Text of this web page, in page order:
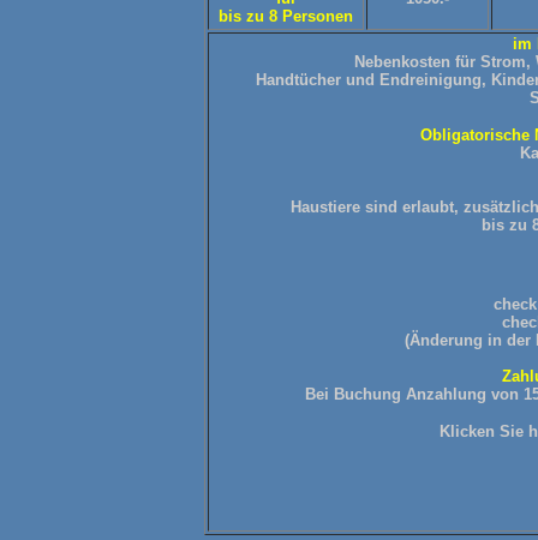
bis zu 8 Personen
im
Nebenkosten für Strom,
Handtücher und Endreinigung,
Obligatorische
Haustiere sind erlaubt,
bis zu
(Änderung in der
Bei Buchung Anzahlung von
Klicken Sie